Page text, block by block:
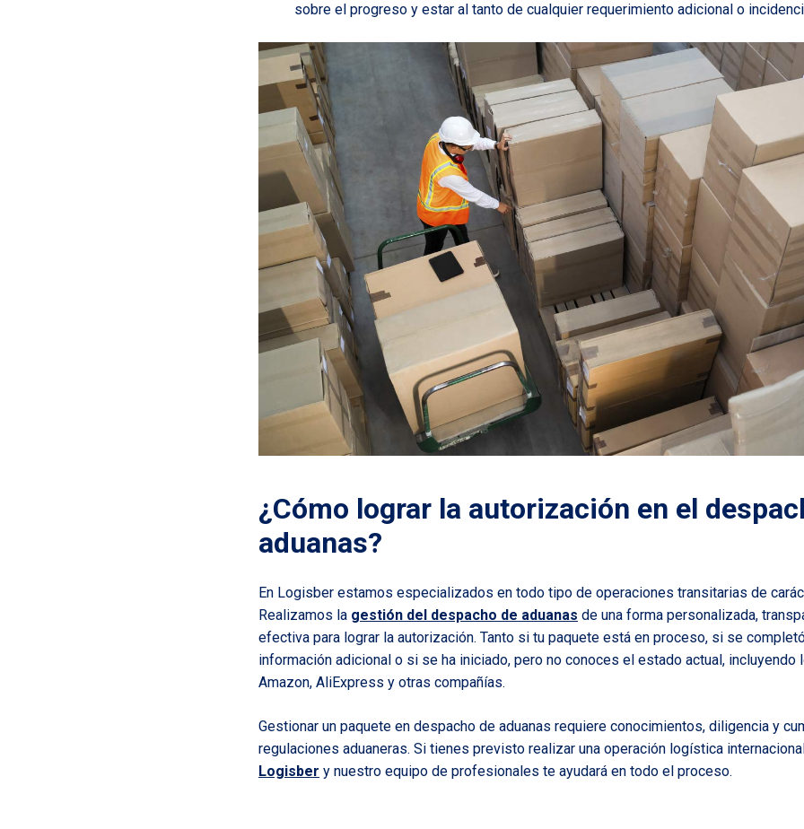
sobre el progreso y estar al tanto de cualquier requerimiento adicional o
¿Cómo lograr la autorización en el
aduanas?
En Logisber estamos especializados en todo tipo de operaciones transitarias de
Realizamos la gestión del despacho de aduanas de una forma personalizada,
efectiva para lograr la autorización. Tanto si tu paquete está en proceso, si se
información adicional o si se ha iniciado, pero no conoces el estado actual, incluyendo
Amazon, AliExpress y otras compañías.
Gestionar un paquete en despacho de aduanas requiere conocimientos, diligencia y
regulaciones aduaneras. Si tienes previsto realizar una operación logística
Logisber y nuestro equipo de profesionales te ayudará en todo el proceso.